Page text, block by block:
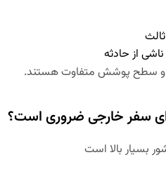
از حادثه
و سطح پوشش متفاوت هستند.
سفر خارجی ضروری است؟